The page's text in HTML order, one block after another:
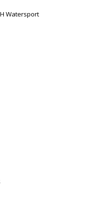
Watersport